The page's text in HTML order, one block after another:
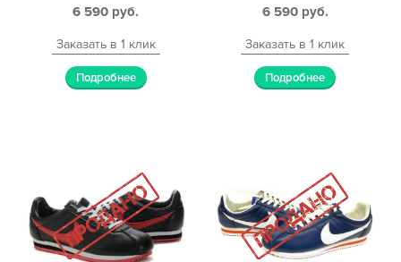
6 590 руб.
Заказать в 1 клик
Подробнее
6 590 руб.
Заказать в 1 клик
Подробнее